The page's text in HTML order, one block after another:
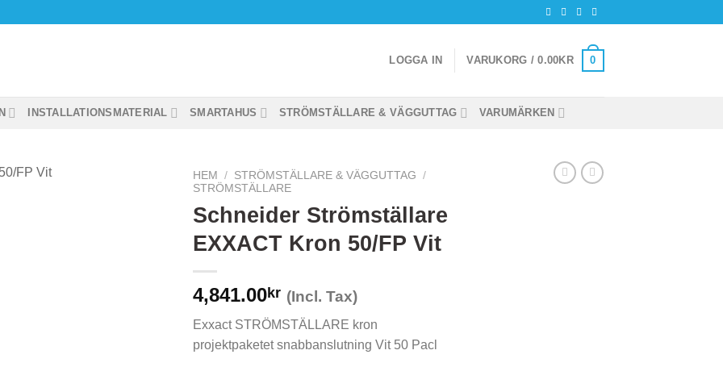
LOGGA IN VARUKORG /0.00KR 0
INSTALLATIONSMATERIAL SMARTAHUS STRÖMSTÄLLARE & VÄGGUTTAG VARUMÄRKEN
HEM / STRÖMSTÄLLARE & VÄGGUTTAG
/
STRÖMSTÄLLARE
Schneider Strömställare
EXXACT Kron 50/FP Vit
4,841.00kr (Incl. Tax)
Exxact STRÖMSTÄLLARE kron
projektpaketet snabbanslutning Vit 50 Pacl